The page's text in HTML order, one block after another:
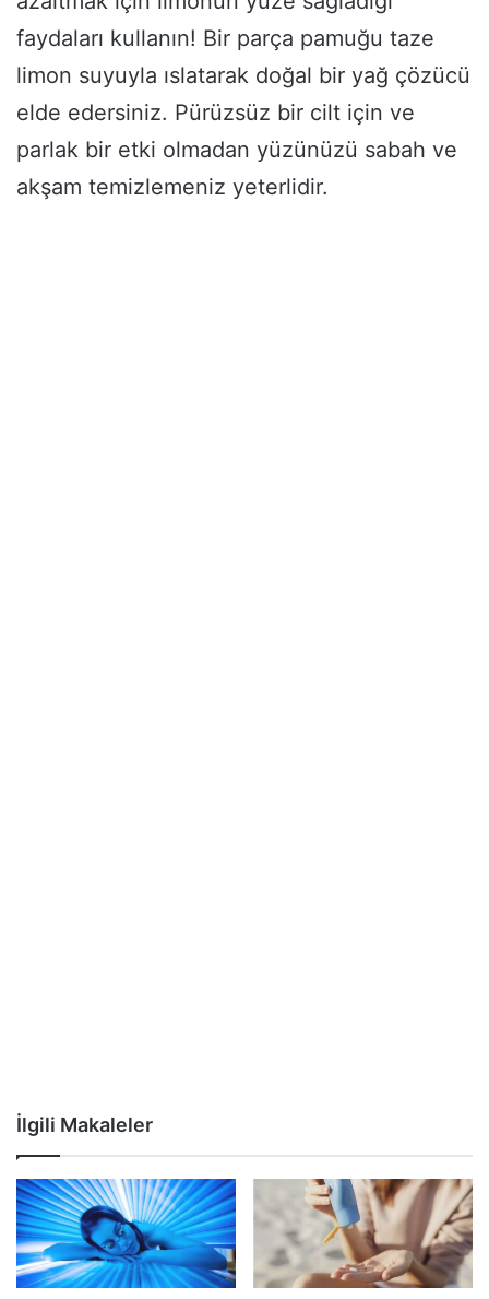
faydaları kullanın! Bir parça pamuğu taze
limon suyuyla ıslatarak doğal bir yağ çözücü
elde edersiniz. Pürüzsüz bir cilt için ve
parlak bir etki olmadan yüzünüzü sabah ve
akşam temizlemeniz yeterlidir.
İlgili Makaleler